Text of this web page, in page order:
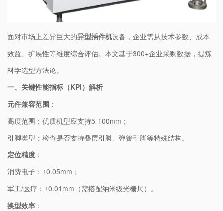
面对市场上差异巨大的​异型插件机​设备，企业需从技术参数、成本
效益、扩展性等维度综合评估。本文基于300+企业采购数据，提炼
科学选型方法论。
一、关键性能指标（KPI）解析
​元件兼容范围​ ​：
高度范围：优质机型应支持5-100mm；
引脚类型：检查是否支持叠层引脚、弹簧引脚等特殊结构。
​定位精度​ ​：
消费电子：±0.05mm；
军工/医疗：±0.01mm（需搭配纳米级光栅尺）。
​换型效率​ ​：